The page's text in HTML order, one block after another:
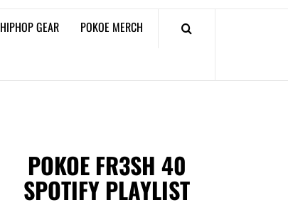
HIPHOP GEAR POKOE MERCH
POKOE FR3SH 40
SPOTIFY PLAYLIST